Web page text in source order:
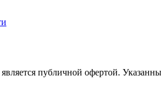
публичной офертой.